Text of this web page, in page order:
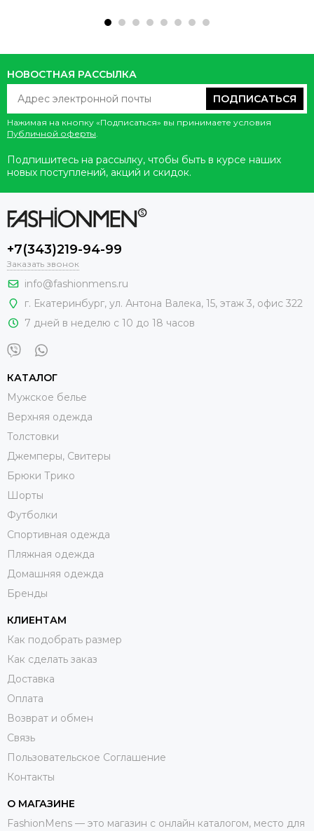
НОВОСТНАЯ РАССЫЛКА
ПОДПИСАТЬСЯ
Нажимая на кнопку «Подписаться» вы принимаете условия
Публичной оферты
Подпишитесь на рассылку, чтобы быть в курсе наших
новых поступлений, акций и скидок.
+7(343)219-94-99
Заказать звонок
info@fashionmens.ru
г. Екатеринбург, ул. Антона Валека, 15, этаж 3, офис 322
7 дней в неделю с 10 до 18 часов
КАТАЛОГ
Мужское белье
Верхняя одежда
Толстовки
Джемперы, Свитеры
Брюки Трико
Шорты
Футболки
Спортивная одежда
Пляжная одежда
Домашняя одежда
Бренды
КЛИЕНТАМ
Как подобрать размер
Как сделать заказ
Доставка
Оплата
Возврат и обмен
Связь
Пользовательское Соглашение
Контакты
О МАГАЗИНЕ
FashionMens — это магазин с онлайн каталогом, место для